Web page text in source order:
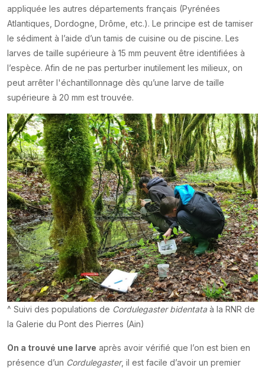
appliquée les autres départements français (Pyrénées
Atlantiques, Dordogne, Drôme, etc.). Le principe est de tamiser
le sédiment à l’aide d’un tamis de cuisine ou de piscine. Les
larves de taille supérieure à 15 mm peuvent être identifiées à
l’espèce. Afin de ne pas perturber inutilement les milieux, on
peut arrêter l'échantillonnage dès qu’une larve de taille
supérieure à 20 mm est trouvée.
^ Suivi des populations de Cordulegaster bidentata à la RNR de
la Galerie du Pont des Pierres (Ain)
On a trouvé une larve après avoir vérifié que l’on est bien en
présence d’un Cordulegaster, il est facile d’avoir un premier